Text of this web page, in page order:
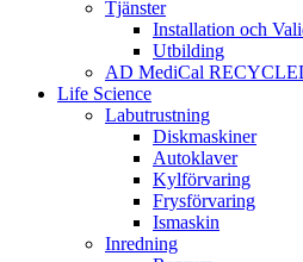
Tjänster
Installation och
Utbilding
AD MediCal
Life Science
Labutrustning
Diskmaskiner
Autoklaver
Kylförvaring
Frysförvaring
Ismaskin
Inredning